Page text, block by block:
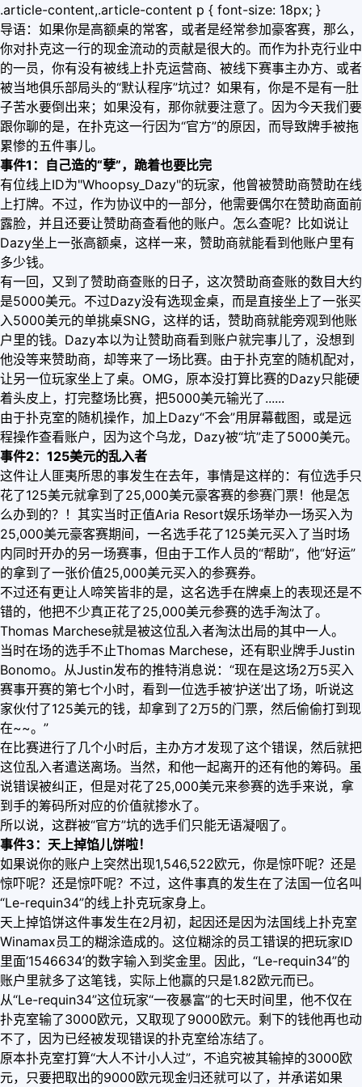
.article-content,.article-content p { font-size: 18px; }
导语：如果你是高额桌的常客，或者是经常参加豪客赛，那么，
你对扑克这一行的现金流动的贡献是很大的。而作为扑克行业中
的一员，你有没有被线上扑克运营商、被线下赛事主办方、或者
被当地俱乐部局头的“默认程序”坑过？如果有，你是不是有一肚
子苦水要倒出来；如果没有，那你就要注意了。因为今天我们要
跟你聊的是，在扑克这一行因为“官方”的原因，而导致牌手被拖
累惨的五件事儿。
事件1：自己造的“孽”，跪着也要比完
有位线上ID为"Whoopsy_Dazy"的玩家，他曾被赞助商赞助在线
上打牌。不过，作为协议中的一部分，他需要偶尔在赞助商面前
露脸，并且还要让赞助商查看他的账户。怎么查呢？比如说让
Dazy坐上一张高额桌，这样一来，赞助商就能看到他账户里有
多少钱。
有一回，又到了赞助商查账的日子，这次赞助商查账的数目大约
是5000美元。不过Dazy没有选现金桌，而是直接坐上了一张买
入5000美元的单挑桌SNG，这样的话，赞助商就能旁观到他账
户里的钱。Dazy本以为让赞助商看到账户就完事儿了，没想到
他没等来赞助商，却等来了一场比赛。由于扑克室的随机配对，
让另一位玩家坐上了桌。OMG，原本没打算比赛的Dazy只能硬
着头皮上，打完整场比赛，把5000美元输光了......
由于扑克室的随机操作，加上Dazy“不会”用屏幕截图，或是远
程操作查看账户，因为这个乌龙，Dazy被“坑”走了5000美元。
事件2：125美元的乱入者
这件让人匪夷所思的事发生在去年，事情是这样的：有位选手只
花了125美元就拿到了25,000美元豪客赛的参赛门票！他是怎
么办到的？！其实当时正值Aria Resort娱乐场举办一场买入为
25,000美元豪客赛期间，一名选手花了125美元买入了当时场
内同时开办的另一场赛事，但由于工作人员的“帮助”，他“好运”
的拿到了一张价值25,000美元买入的参赛券。
不过还有更让人啼笑皆非的是，这名选手在牌桌上的表现还是不
错的，他把不少真正花了25,000美元参赛的选手淘汰了。
Thomas Marchese就是被这位乱入者淘汰出局的其中一人。
当时在场的选手不止Thomas Marchese，还有职业牌手Justin
Bonomo。从Justin发布的推特消息说：“现在是这场2万5买入
赛事开赛的第七个小时，看到一位选手被‘护送’出了场，听说这
家伙付了125美元的钱，却拿到了2万5的门票，然后偷偷打到现
在~~。”
在比赛进行了几个小时后，主办方才发现了这个错误，然后就把
这位乱入者遣送离场。当然，和他一起离开的还有他的筹码。虽
说错误被纠正，但是对花了25,000美元来参赛的选手来说，拿
到手的筹码所对应的价值就掺水了。
所以说，这群被“官方”坑的选手们只能无语凝咽了。
事件3：天上掉馅儿饼啦！
如果说你的账户上突然出现1,546,522欧元，你是惊吓呢？还是
惊吓呢？还是惊吓呢？不过，这件事真的发生在了法国一位名叫
“Le-requin34”的线上扑克玩家身上。
天上掉馅饼这件事发生在2月初，起因还是因为法国线上扑克室
Winamax员工的糊涂造成的。这位糊涂的员工错误的把玩家ID
里面‘1546634’的数字输入到奖金里。因此，“Le-requin34”的
账户里就多了这笔钱，实际上他赢的只是1.82欧元而已。
从“Le-requin34”这位玩家“一夜暴富”的七天时间里，他不仅在
扑克室输了3000欧元，又取现了9000欧元。剩下的钱他再也动
不了，因为已经被发现错误的扑克室给冻结了。
原本扑克室打算“大人不计小人过”，不追究被其输掉的3000欧
元，只要把取出的9000欧元现金归还就可以了，并承诺如果